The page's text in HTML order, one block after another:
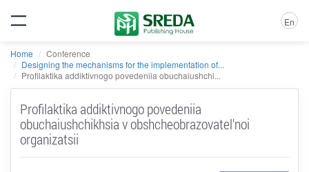
En
Home
Conference
Designing the mechanisms for the implementation of...
Profilaktika addiktivnogo povedeniia obuchaiushchi...
Profilaktika addiktivnogo povedeniia
obuchaiushchikhsia v obshcheobrazovatel'noi
organizatsii